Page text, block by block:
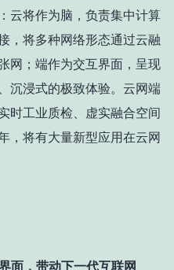
云将作为脑，负责集中计算
，将多种网络形态通过云融
网；端作为交互界面，呈现
沉浸式的极致体验。云网端
时工业质检、虚实融合空间
，将有大量新型应用在云网
面，带动下一代互联网